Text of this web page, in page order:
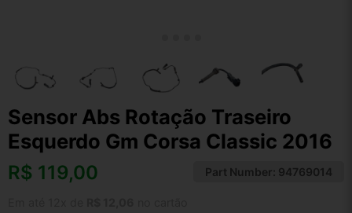
Sensor Abs Rotação Traseiro
Esquerdo Gm Corsa Classic 2016
R$ 119,00 Part Number: 94769014